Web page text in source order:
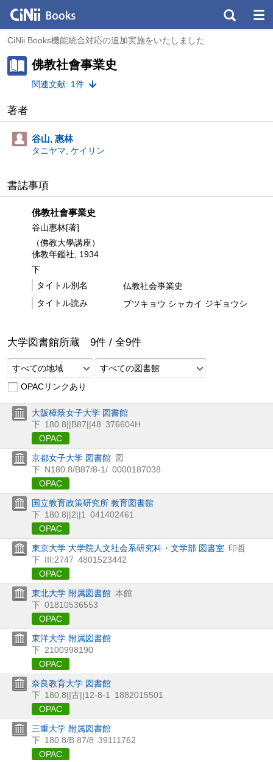
CiNii Books機能統合対応の追加実施をいたしました
佛教社會事業史
関連文献: 1件
著者
谷山, 惠林
タニヤマ, ケイリン
書誌事項
佛教社會事業史
谷山惠林[著]
（佛教大學講座）
佛教年鑑社, 1934
下
タイトル別名
仏教社会事業史
タイトル読み
ブツキョウ シャカイ ジギョウシ
大学図書館所蔵 9件 / 全9件
すべての地域
すべての図書館
OPACリンクあり
大阪樟蔭女子大学 図書館
下 180.8||B87||48 376604H
OPAC
京都女子大学 図書館 図
下 N180.8/B87/8-1/ 0000187038
OPAC
国立教育政策研究所 教育図書館
下 180.8||2||1
041402461
OPAC
東京大学 大学院人文社会系研究科・文学部 図書室 印哲
下 III:2747 4801523442
OPAC
東北大学 附属図書館 本館
下 01810536553
OPAC
東洋大学 附属図書館
下 2100998190
OPAC
奈良教育大学 図書館
下 180.8||古||12-8-1
1882015501
OPAC
三重大学 附属図書館
下 180.8/B 87/8 39111762
OPAC